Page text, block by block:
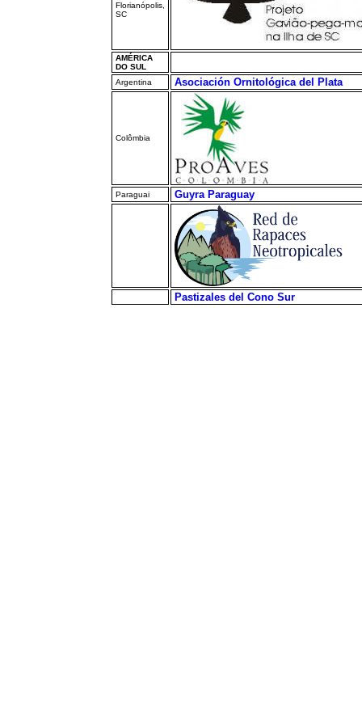
Florianópolis,
SC
AMÉRICA
DO SUL
Argentina
Asociación Ornitológica del Plata
Colômbia
Paraguai Guyra Paraguay
Pastizales del Cono Sur